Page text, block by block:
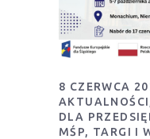
8 CZERWCA
AKTUALNOŚCI
DLA
MŚP
TARGI I